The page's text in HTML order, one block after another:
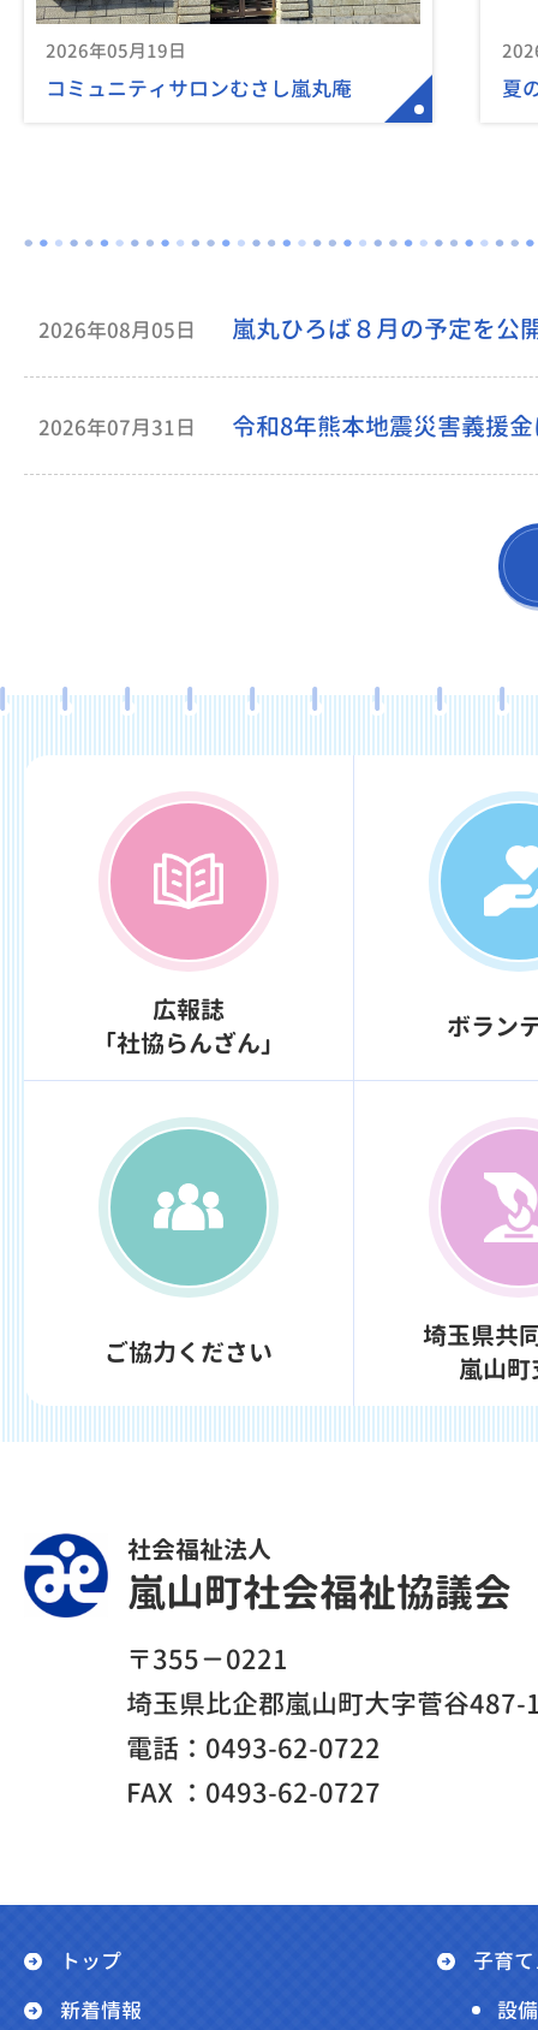
2026年05月19日
コミュニティサロンむさし嵐丸庵 夏
2026年08月05日 嵐丸ひろば８月の予定を公
2026年07月31日 令和8年熊本地震災害義援
広報誌
「社協らんざん」
ボラン
ご協力ください
埼玉県共
嵐山町
社会福祉法人
嵐山町社会福祉協議会
〒355－0221
埼玉県比企郡嵐山町大字菅谷487-
電話：0493-62-0722
FAX ：0493-62-0727
トップ
新着情報
子育
設